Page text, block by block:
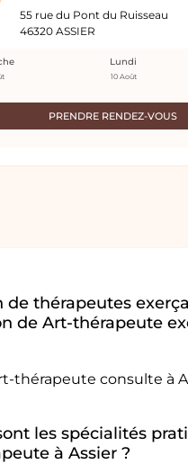
55 rue du Pont du Ruisseau
46320 ASSIER
PRENDRE RENDEZ-VOUS
Lundi
10 Août
de thérapeutes
de Art-thérapeute
thérapeute consulte à
les spécialités
à Assier ?